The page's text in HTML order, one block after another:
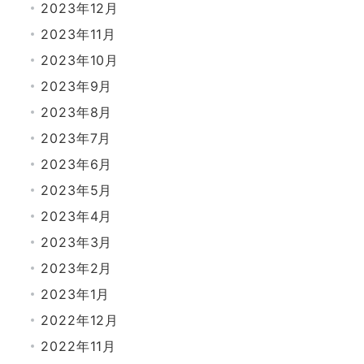
2023年12月
2023年11月
2023年10月
2023年9月
2023年8月
2023年7月
2023年6月
2023年5月
2023年4月
2023年3月
2023年2月
2023年1月
2022年12月
2022年11月